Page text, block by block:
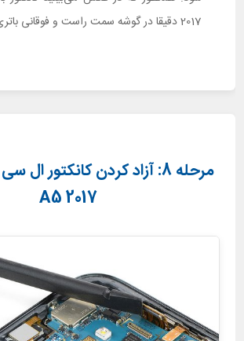
2017 دقیقا در گوشه سمت راست و فوقانی باتری آن قرار دارد.
A5 2017